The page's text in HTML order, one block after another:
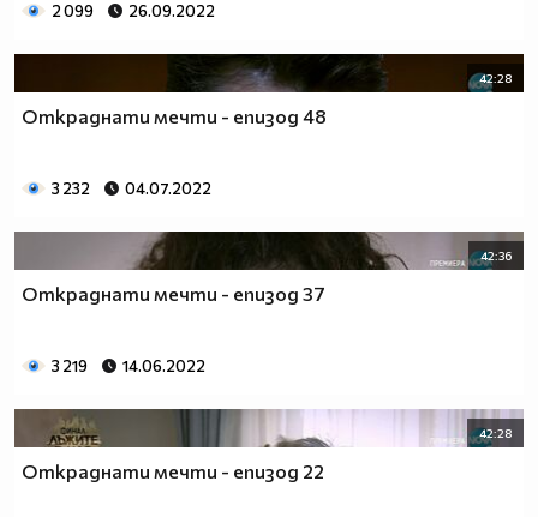
2 099 26.09.2022
42:28
Откраднати мечти - епизод 48
3 232 04.07.2022
42:36
Откраднати мечти - епизод 37
3 219 14.06.2022
42:28
Откраднати мечти - епизод 22